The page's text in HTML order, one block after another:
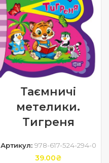
Таємничі
метелики.
Тигреня
Артикул: 978-617-524-294-0
39.00₴